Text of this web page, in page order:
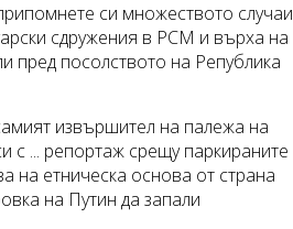
си множеството случаи
сдружения в РСМ и върха на
пред посолството на Република
извършител на палежа на
с ... репортаж срещу паркираните
на етническа основа от страна
на Путин да запали